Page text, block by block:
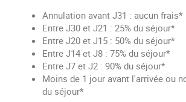
Annulation avant J31 : aucun frais*
Entre J30 et J21 : 25% du séjour*
Entre J20 et J15 : 50% du séjour*
Entre J14 et J8 : 75% du séjour*
Entre J7 et J2 : 90% du séjour*
Moins de 1 jour avant l'arrivée ou
du séjour*